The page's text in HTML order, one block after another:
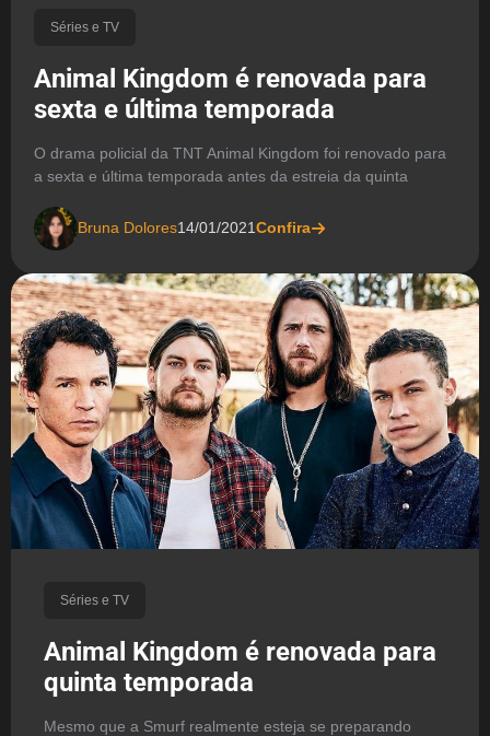
Séries e TV
Animal Kingdom é renovada para
sexta e última temporada
O drama policial da TNT Animal Kingdom foi renovado para
a sexta e última temporada antes da estreia da quinta
Bruna Dolores14/01/2021Confira
Séries e TV
Animal Kingdom é renovada para
quinta temporada
Mesmo que a Smurf realmente esteja se preparando